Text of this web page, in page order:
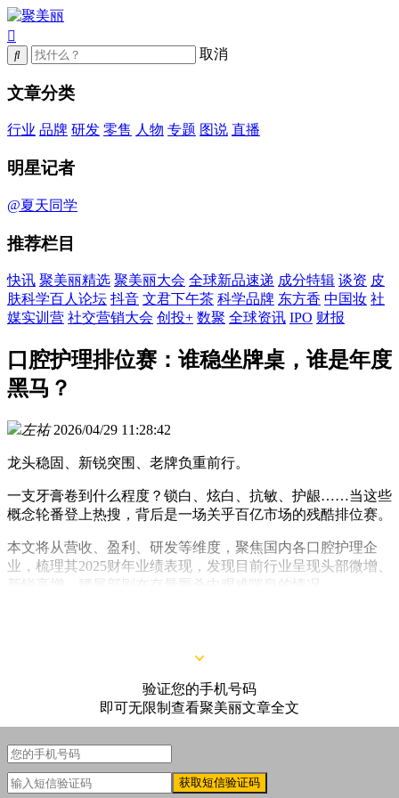
取消
文章分类
行业 品牌 研发 零售 人物 专题 图说 直播
明星记者
@夏天同学
推荐栏目
快讯 聚美丽精选 聚美丽大会 全球新品速递 成分特辑 谈资 皮
肤科学百人论坛 抖音 文君下午茶 科学品牌 东方香 中国妆 社
媒实训营 社交营销大会 创投+ 数聚 全球资讯 IPO 财报
口腔护理排位赛：谁稳坐牌桌，谁是年度
黑马？
左祐 2026/04/29 11:28:42
龙头稳固、新锐突围、老牌负重前行。
一支牙膏卷到什么程度？锁白、炫白、抗敏、护龈……当这些
概念轮番登上热搜，背后是一场关乎百亿市场的残酷排位赛。
本文将从营收、盈利、研发等维度，聚焦国内各口腔护理企
业，梳理其2025财年业绩表现，发现目前行业呈现头部微增、
新锐高增，腰尾部则在存量厮杀中艰难喘息的情况。
验证您的手机号码
即可无限制查看聚美丽文章全文
获取短信验证码